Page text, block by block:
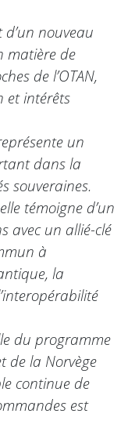
nouveau
matière de
de l’OTAN,
et intérêts
un
dans la
souveraines.
témoigne d’un
avec un allié-clé
à
la
du programme
de la Norvège
continue de
est